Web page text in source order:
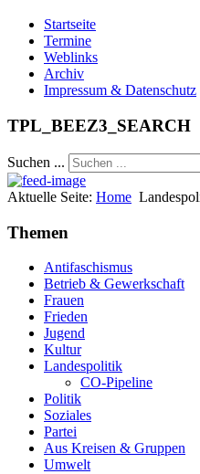
Startseite
Termine
Weblinks
Archiv
Impressum & Datenschutz
TPL_BEEZ3_SEARCH
Suchen ...
Aktuelle Seite: Home
Themen
Antifaschismus
Betrieb & Gewerkschaft
Frauen
Frieden
Jugend
Kultur
Landespolitik
CO-Pipeline
Politik
Soziales
Partei
Aus Kreisen & Gruppen
Umwelt